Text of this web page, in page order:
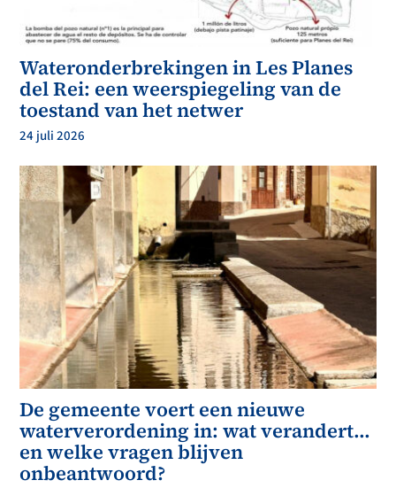
Wateronderbrekingen in Les Planes
del Rei: een weerspiegeling van de
toestand van het netwer
24 juli 2026
De gemeente voert een nieuwe
waterverordening in: wat verandert…
en welke vragen blijven
onbeantwoord?